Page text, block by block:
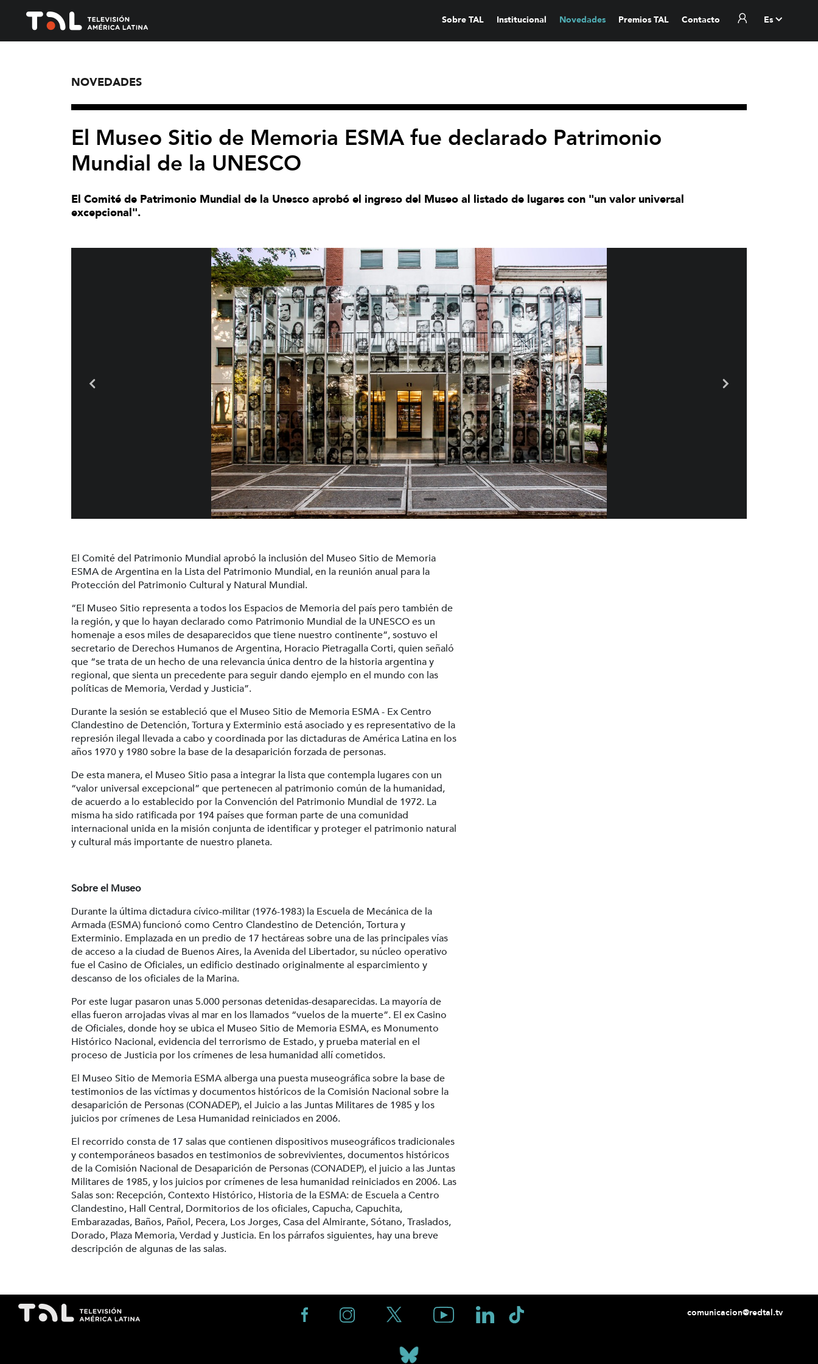
Sobre TAL Institucional Novedades Premios TAL Contacto Es
NOVEDADES
El Museo Sitio de Memoria ESMA fue declarado Patrimonio
Mundial de la UNESCO
El Comité de Patrimonio Mundial de la Unesco aprobó el ingreso del Museo al listado de lugares con "un valor universal
excepcional".
El Comité del Patrimonio Mundial aprobó la inclusión del Museo Sitio de Memoria
ESMA de Argentina en la Lista del Patrimonio Mundial, en la reunión anual para la
Protección del Patrimonio Cultural y Natural Mundial.
“El Museo Sitio representa a todos los Espacios de Memoria del país pero también de
la región, y que lo hayan declarado como Patrimonio Mundial de la UNESCO es un
homenaje a esos miles de desaparecidos que tiene nuestro continente”, sostuvo el
secretario de Derechos Humanos de Argentina, Horacio Pietragalla Corti, quien señaló
que “se trata de un hecho de una relevancia única dentro de la historia argentina y
regional, que sienta un precedente para seguir dando ejemplo en el mundo con las
políticas de Memoria, Verdad y Justicia”.
Durante la sesión se estableció que el Museo Sitio de Memoria ESMA - Ex Centro
Clandestino de Detención, Tortura y Exterminio está asociado y es representativo de la
represión ilegal llevada a cabo y coordinada por las dictaduras de América Latina en los
años 1970 y 1980 sobre la base de la desaparición forzada de personas.
De esta manera, el Museo Sitio pasa a integrar la lista que contempla lugares con un
“valor universal excepcional” que pertenecen al patrimonio común de la humanidad,
de acuerdo a lo establecido por la Convención del Patrimonio Mundial de 1972. La
misma ha sido ratificada por 194 países que forman parte de una comunidad
internacional unida en la misión conjunta de identificar y proteger el patrimonio natural
y cultural más importante de nuestro planeta.
Sobre el Museo
Durante la última dictadura cívico-militar (1976-1983) la Escuela de Mecánica de la
Armada (ESMA) funcionó como Centro Clandestino de Detención, Tortura y
Exterminio. Emplazada en un predio de 17 hectáreas sobre una de las principales vías
de acceso a la ciudad de Buenos Aires, la Avenida del Libertador, su núcleo operativo
fue el Casino de Oficiales, un edificio destinado originalmente al esparcimiento y
descanso de los oficiales de la Marina.
Por este lugar pasaron unas 5.000 personas detenidas-desaparecidas. La mayoría de
ellas fueron arrojadas vivas al mar en los llamados “vuelos de la muerte”. El ex Casino
de Oficiales, donde hoy se ubica el Museo Sitio de Memoria ESMA, es Monumento
Histórico Nacional, evidencia del terrorismo de Estado, y prueba material en el
proceso de Justicia por los crímenes de lesa humanidad allí cometidos.
El Museo Sitio de Memoria ESMA alberga una puesta museográfica sobre la base de
testimonios de las víctimas y documentos históricos de la Comisión Nacional sobre la
desaparición de Personas (CONADEP), el Juicio a las Juntas Militares de 1985 y los
juicios por crímenes de Lesa Humanidad reiniciados en 2006.
El recorrido consta de 17 salas que contienen dispositivos museográficos tradicionales
y contemporáneos basados en testimonios de sobrevivientes, documentos históricos
de la Comisión Nacional de Desaparición de Personas (CONADEP), el juicio a las Juntas
Militares de 1985, y los juicios por crímenes de lesa humanidad reiniciados en 2006. Las
Salas son: Recepción, Contexto Histórico, Historia de la ESMA: de Escuela a Centro
Clandestino, Hall Central, Dormitorios de los oficiales, Capucha, Capuchita,
Embarazadas, Baños, Pañol, Pecera, Los Jorges, Casa del Almirante, Sótano, Traslados,
Dorado, Plaza Memoria, Verdad y Justicia. En los párrafos siguientes, hay una breve
descripción de algunas de las salas.
comunicacion@redtal.tv